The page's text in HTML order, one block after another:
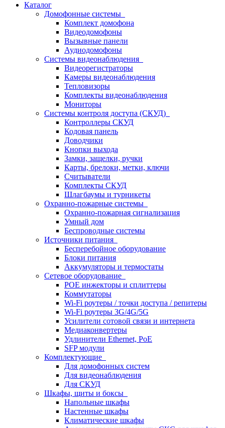
Каталог
Домофонные системы
Комплект домофона
Видеодомофоны
Вызывные панели
Аудиодомофоны
Системы видеонаблюдения
Видеорегистраторы
Камеры видеонаблюдения
Тепловизоры
Комплекты видеонаблюдения
Мониторы
Системы контроля доступа (СКУД)
Контроллеры СКУД
Кодовая панель
Доводчики
Кнопки выхода
Замки, защелки, ручки
Карты, брелоки, метки, ключи
Считыватели
Комплекты СКУД
Шлагбаумы и турникеты
Охранно-пожарные системы
Охранно-пожарная сигнализация
Умный дом
Беспроводные системы
Источники питания
Бесперебойное оборудование
Блоки питания
Аккумуляторы и термостаты
Сетевое оборудование
POE инжекторы и сплиттеры
Коммутаторы
Wi-Fi роутеры / точки доступа / репитеры
Wi-Fi роутеры 3G/4G/5G
Усилители сотовой связи и интернета
Медиаконвертеры
Удлинители Ethernet, PoE
SFP модули
Комплектующие
Для домофонных систем
Для видеонаблюдения
Для СКУД
Шкафы, щиты и боксы
Напольные шкафы
Настенные шкафы
Климатические шкафы